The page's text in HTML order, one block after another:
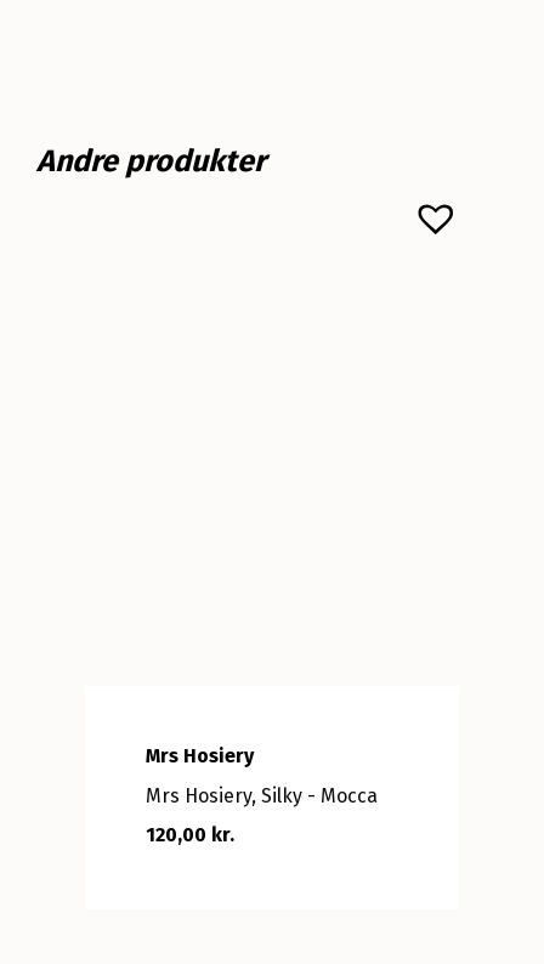
Andre produkter
Mrs Hosiery
Mrs Hosiery, Silky - Mocca
120,00 kr.